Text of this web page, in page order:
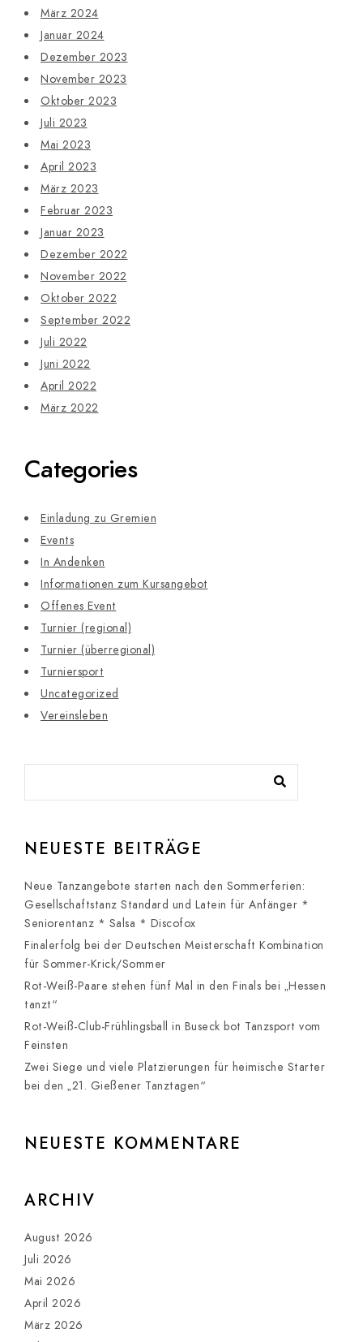
März 2024
Januar 2024
Dezember 2023
November 2023
Oktober 2023
Juli 2023
Mai 2023
April 2023
März 2023
Februar 2023
Januar 2023
Dezember 2022
November 2022
Oktober 2022
September 2022
Juli 2022
Juni 2022
April 2022
März 2022
Categories
Einladung zu Gremien
Events
In Andenken
Informationen zum Kursangebot
Offenes Event
Turnier (regional)
Turnier (überregional)
Turniersport
Uncategorized
Vereinsleben
NEUESTE BEITRÄGE
Neue Tanzangebote starten nach den Sommerferien:
Gesellschaftstanz Standard und Latein für Anfänger *
Seniorentanz * Salsa * Discofox
Finalerfolg bei der Deutschen Meisterschaft Kombination
für Sommer-Krick/Sommer
Rot-Weiß-Paare stehen fünf Mal in den Finals bei „Hessen
tanzt“
Rot-Weiß-Club-Frühlingsball in Buseck bot Tanzsport vom
Feinsten
Zwei Siege und viele Platzierungen für heimische Starter
bei den „21. Gießener Tanztagen“
NEUESTE KOMMENTARE
ARCHIV
August 2026
Juli 2026
Mai 2026
April 2026
März 2026